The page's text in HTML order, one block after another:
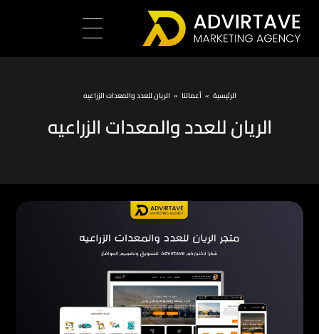
الرئيسية » أعمالنا » الريان للعدد والمعدات الزراعيه
الريان للعدد والمعدات الزراعيه